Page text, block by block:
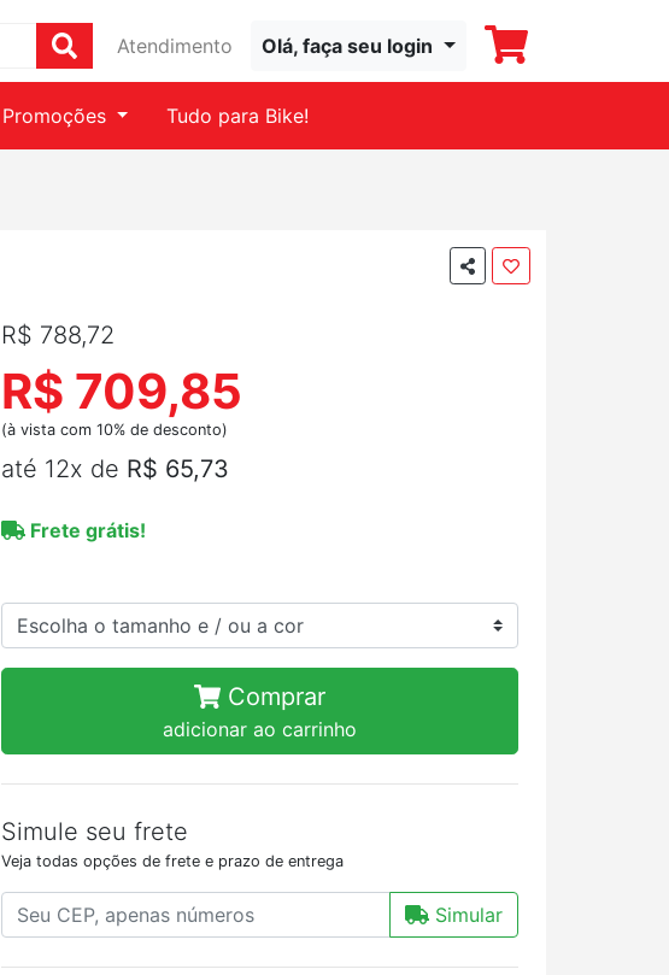
Atendimento Olá, faça seu login
Promoções Tudo para Bike!
R$ 788,72
R$ 709,85
(à vista com 10% de desconto)
até 12x de R$ 65,73
Frete grátis!
Comprar
adicionar ao carrinho
Simule seu frete
Veja todas opções de frete e prazo de entrega
Simular